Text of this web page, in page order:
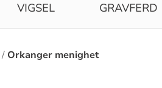
VIGSEL GRAVFERD
Orkanger menighet